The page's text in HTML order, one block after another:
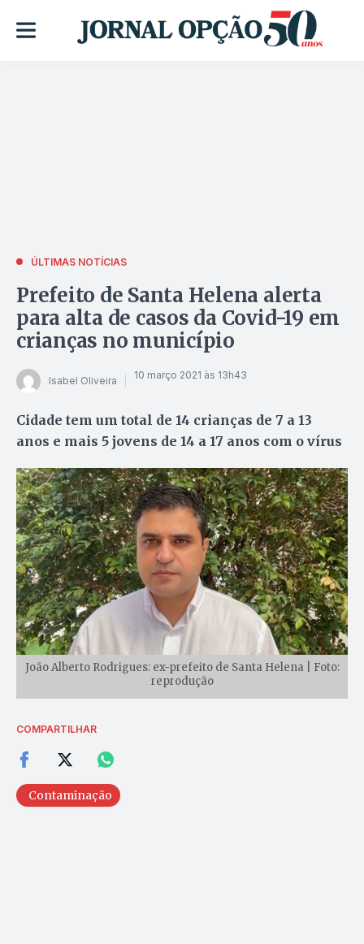
ÚLTIMAS NOTÍCIAS
Prefeito de Santa Helena alerta
para alta de casos da Covid-19 em
crianças no município
Isabel Oliveira 10 março 2021 às 13h43
Cidade tem um total de 14 crianças de 7 a 13
anos e mais 5 jovens de 14 a 17 anos com o vírus
João Alberto Rodrigues: ex-prefeito de Santa Helena | Foto:
reprodução
COMPARTILHAR
Contaminação